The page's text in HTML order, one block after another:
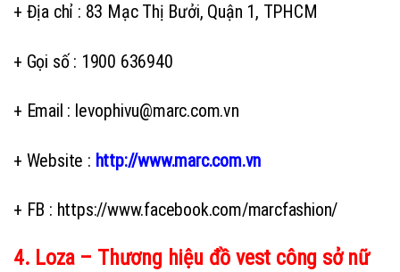
+ Địa chỉ : 83 Mạc Thị Bưởi, Quận 1, TPHCM
+ Gọi số : 1900 636940
+ Email : levophivu@marc.com.vn
+ Website : http://www.marc.com.vn
+ FB : https://www.facebook.com/marcfashion/
4. Loza – Thương hiệu đồ vest công sở nữ